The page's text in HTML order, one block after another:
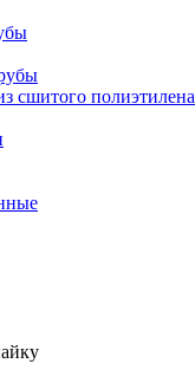
сшитого полиэтилена